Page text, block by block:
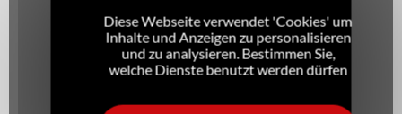
Diese Webseite verwendet 'Cookies' um
Inhalte und Anzeigen zu personalisieren
und zu analysieren. Bestimmen Sie,
welche Dienste benutzt werden dürfen